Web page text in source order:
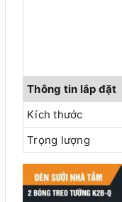
Thông tin lắp đặt
Kích thước
Trọng lượng